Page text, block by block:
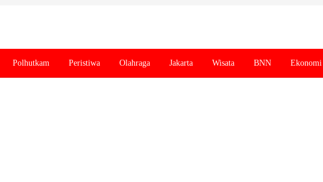
Polhutkam Peristiwa Olahraga Jakarta Wisata BNN Ekonomi